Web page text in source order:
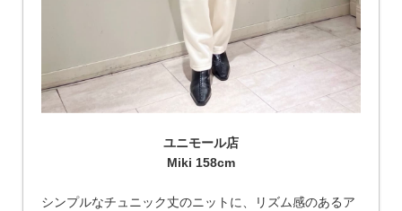
ユニモール店
Miki 158cm
シンプルなチュニック丈のニットに、リズム感のあるア